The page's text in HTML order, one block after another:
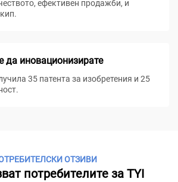
ефективен продажби, и
да иновационизирате
35 патента за изобретения и 25
ОТЗИВИ
потребителите за TYI